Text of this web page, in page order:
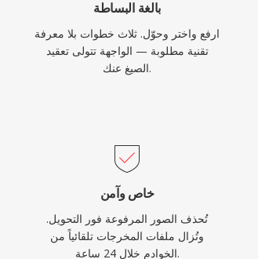
بالغة البساطة
ارفع واختر وحوّل. ثلاث خطوات بلا معرفة
تقنية مطلوبة — الواجهة تتولى تعقيد
الصيغ عنك.
خاص وآمن
تُحذف الصور المرفوعة فور التحويل.
وتُزال ملفات المخرجات تلقائياً من
الخوادم خلال 24 ساعة.